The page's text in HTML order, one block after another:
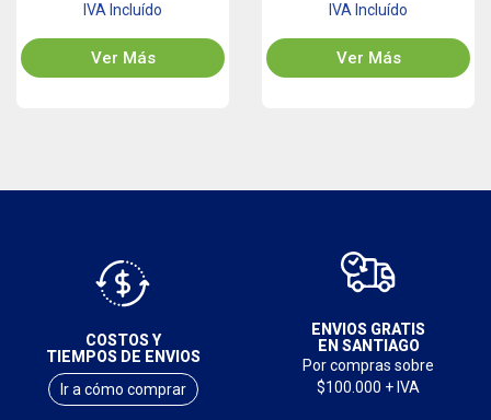
IVA Incluído
Ver Más
IVA Incluído
Ver Más
COSTOS Y
TIEMPOS DE ENVIOS
Ir a cómo comprar
ENVIOS GRATIS
EN SANTIAGO
Por compras sobre
$100.000 + IVA